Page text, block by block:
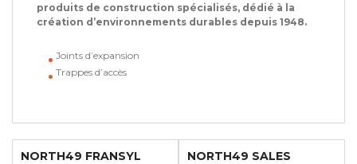
produits de construction spécialisés, dédié à la
création d’environnements durables depuis 1948.
Joints d’expansion
Trappes d’accès
NORTH49 FRANSYL
NORTH49 SALES